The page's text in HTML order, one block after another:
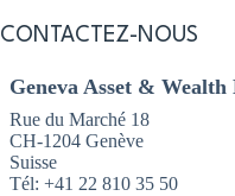
CONTACTEZ-NOUS
Geneva Asset &
Rue du Marché 18
CH-1204 Genève
Suisse
Tél: +41 22 810 35 50